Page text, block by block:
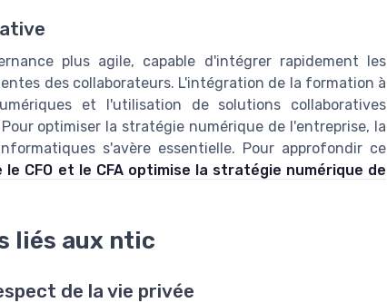
plus agile, capable d'intégrer rapidement les
des collaborateurs. L'intégration de la formation à
et l'utilisation de solutions collaboratives
optimiser la stratégie numérique de l'entreprise, la
s'avère essentielle. Pour approfondir ce
CFO et le CFA optimise la stratégie numérique de
liés aux ntic
de la vie privée